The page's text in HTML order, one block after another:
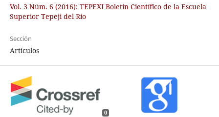
Vol. 3 Núm. 6 (2016): TEPEXI Boletín Científico de la Escuela
Superior Tepeji del Río
Sección
Artículos
0